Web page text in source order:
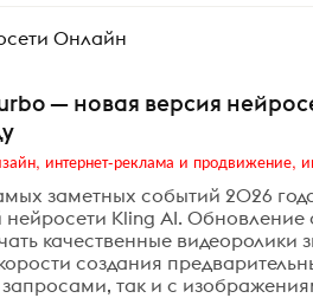
Онлайн
— новая версия
заметных событий 2026
нейросети Kling AI.
качественные видеоролики
создания
запросами, так и с